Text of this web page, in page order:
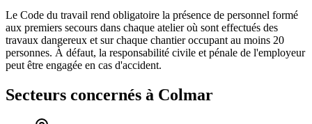
Le Code du travail rend obligatoire la présence de personnel formé
aux premiers secours dans chaque atelier où sont effectués des
travaux dangereux et sur chaque chantier occupant au moins 20
personnes. À défaut, la responsabilité civile et pénale de l'employeur
peut être engagée en cas d'accident.
Secteurs concernés à Colmar